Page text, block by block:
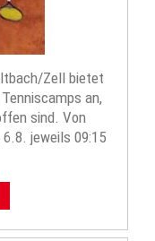
Zell bietet
an,
sind. Von
jeweils 09:15